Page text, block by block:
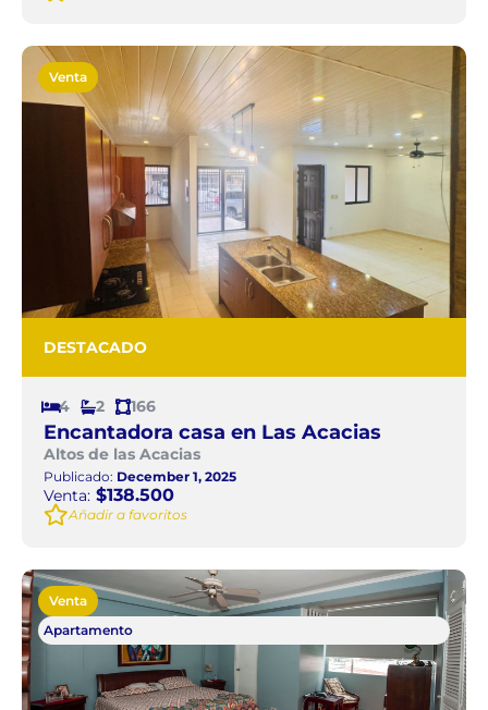
Venta
DESTACADO
4 2 166
Encantadora casa en Las Acacias
Altos de las Acacias
Publicado: December 1, 2025
Venta: $138.500
Añadir a favoritos
Venta
Apartamento